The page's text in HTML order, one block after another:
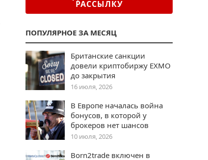
РАССЫЛКУ
ПОПУЛЯРНОЕ ЗА МЕСЯЦ
Британские санкции
довели криптобиржу EXMO
до закрытия
16 июля, 2026
В Европе началась война
бонусов, в которой у
брокеров нет шансов
10 июля, 2026
Born2trade включен в